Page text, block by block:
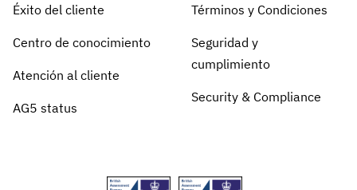
Éxito del cliente
Centro de conocimiento
Atención al cliente
AG5 status
Términos y Condiciones
Seguridad y
cumplimiento
Security & Compliance